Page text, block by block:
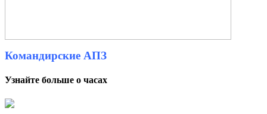
Командирские АПЗ
Узнайте больше о часах